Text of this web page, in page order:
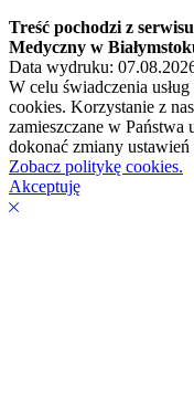
Treść pochodzi z
Medyczny w
Data wydruku:
W celu świadczenia
cookies. Korzystanie z
zamieszczane w Państwa
dokonać zmiany
Zobacz politykę cookies.
Akceptuję